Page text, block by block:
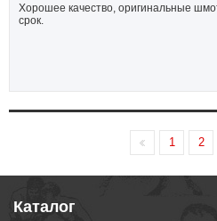
Хорошее качество, оригинальные
срок.
1 2
Каталог